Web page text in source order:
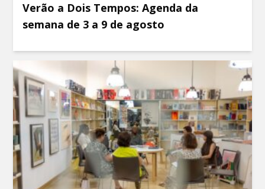
Verão a Dois Tempos: Agenda da
semana de 3 a 9 de agosto